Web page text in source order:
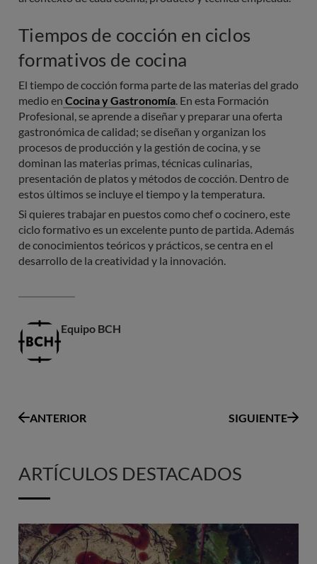
Tiempos de cocción en ciclos
formativos de cocina
El tiempo de cocción forma parte de las materias del grado
medio en Cocina y Gastronomía . En esta Formación
Profesional, se aprende a diseñar y preparar una oferta
gastronómica de calidad; se diseñan y organizan los
procesos de producción y la gestión de cocina, y se
dominan las materias primas, técnicas culinarias,
presentación de platos y métodos de cocción. Dentro de
estos últimos se incluye el tiempo y la temperatura.
Si quieres trabajar en puestos como chef o cocinero, este
ciclo formativo es un excelente punto de partida. Además
de conocimientos teóricos y prácticos, se centra en el
desarrollo de la creatividad y la innovación.
Equipo BCH
ANTERIOR SIGUIENTE
ARTÍCULOS DESTACADOS